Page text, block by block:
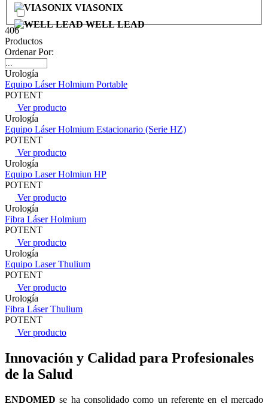
VIASONIX
WELL LEAD
406
Productos
Ordenar Por:
Urología
Equipo Láser Holmium Portable
POTENT
Ver producto
Urología
Equipo Láser Holmium Estacionario (Serie HZ)
POTENT
Ver producto
Urología
Equipo Laser Holmiun HP
POTENT
Ver producto
Urología
Fibra Láser Holmium
POTENT
Ver producto
Urología
Equipo Laser Thulium
POTENT
Ver producto
Urología
Fibra Láser Thulium
POTENT
Ver producto
Innovación y Calidad para Profesionales
de la Salud
ENDOMED se ha consolidado como un referente en el mercado